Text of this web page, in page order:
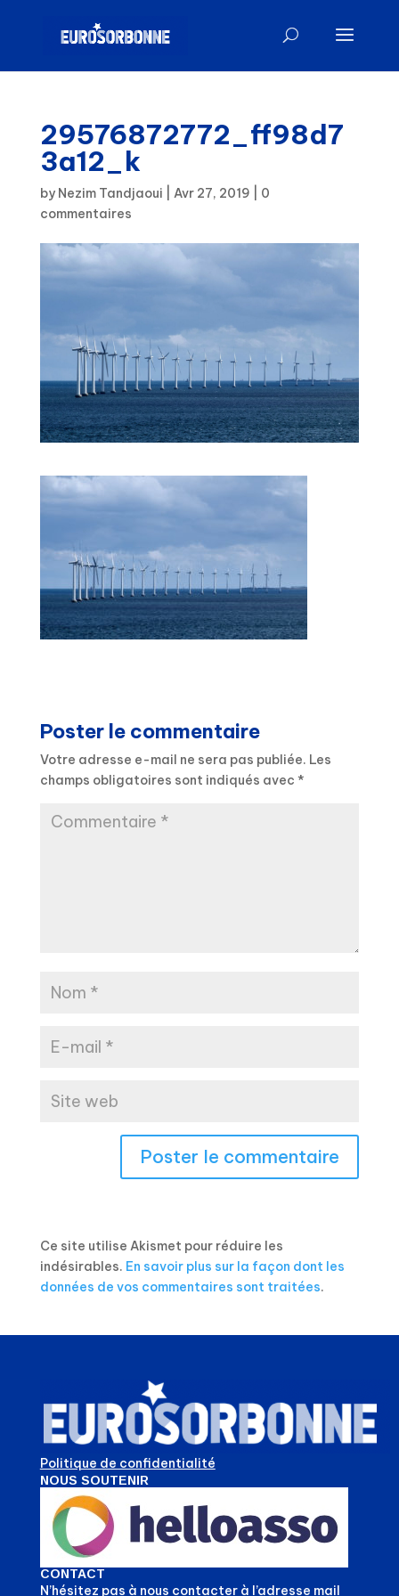
29576872772_ff98d7
3a12_k
by Nezim Tandjaoui Avr 27, 2019
0
commentaires
Poster le commentaire
Votre adresse e-mail ne sera pas publiée. Les
champs obligatoires sont indiqués avec *
Ce site utilise Akismet pour réduire les
indésirables. En savoir plus sur la façon dont les
données de vos commentaires sont traitées.
Politique de confidentialité
NOUS SOUTENIR
CONTACT
N’hésitez pas à nous contacter à l’adresse mail